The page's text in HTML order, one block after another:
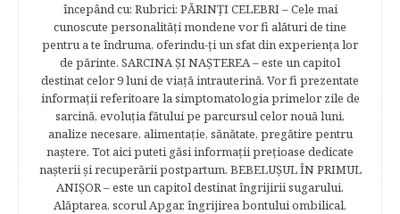
începând cu: Rubrici: PĂRINŢI CELEBRI – Cele mai
cunoscute personalităţi mondene vor fi alături de tine
pentru a te îndruma, oferindu-ţi un sfat din experienţa lor
de părinte. SARCINA ŞI NAŞTEREA – este un capitol
destinat celor 9 luni de viaţă intrauterină. Vor fi prezentate
informaţii referitoare la simptomatologia primelor zile de
sarcină, evoluţia fătului pe parcursul celor nouă luni,
analize necesare, alimentaţie, sănătate, pregătire pentru
naştere. Tot aici puteti găsi informaţii preţioase dedicate
naşterii şi recuperării postpartum. BEBELUŞUL ÎN PRIMUL
ANIŞOR – este un capitol destinat îngrijirii sugarului.
Alăptarea, scorul Apgar, îngrijirea bontului ombilical,